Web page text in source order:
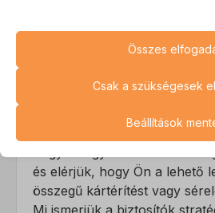
munkáját a per során,
megállapítások
legyenek.
és elérjük, hogy Ön a lehető
összegű kártérítést vagy
élményét és az általunk kínált
Az alapvető sütik és szolgáltatások
Részletek
CONSENT
Statisztikai
A statisztikai sütik és szolgáltatások
Összes
Csak a szükségesek
Beállítások